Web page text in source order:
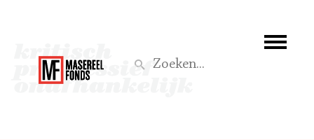
Wat we doen